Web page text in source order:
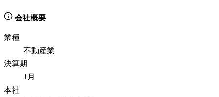
会社概要
業種
不動産業
決算期
1月
本社